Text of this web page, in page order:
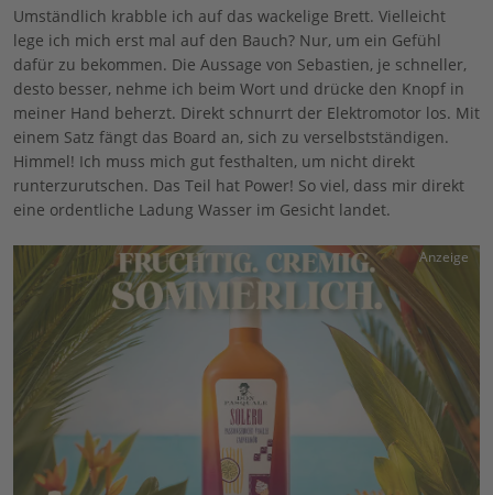
Umständlich krabble ich auf das wackelige Brett. Vielleicht
lege ich mich erst mal auf den Bauch? Nur, um ein Gefühl
dafür zu bekommen. Die Aussage von Sebastien, je schneller,
desto besser, nehme ich beim Wort und drücke den Knopf in
meiner Hand beherzt. Direkt schnurrt der Elektromotor los. Mit
einem Satz fängt das Board an, sich zu verselbstständigen.
Himmel! Ich muss mich gut festhalten, um nicht direkt
runterzurutschen. Das Teil hat Power! So viel, dass mir direkt
eine ordentliche Ladung Wasser im Gesicht landet.
Anzeige